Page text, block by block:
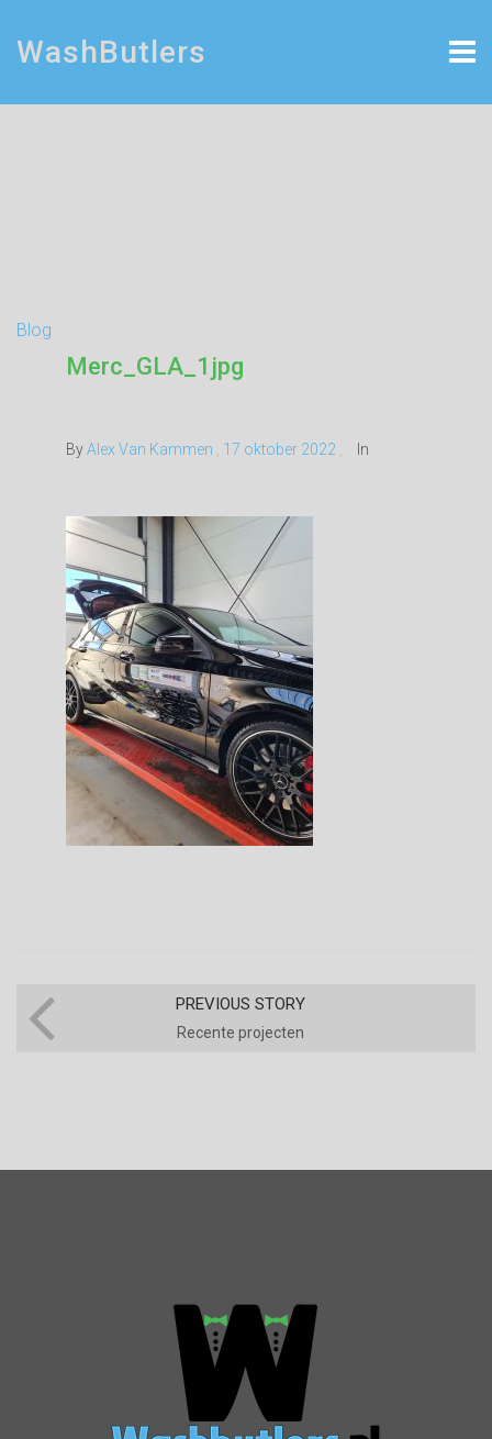
WashButlers
Blog
Merc_GLA_1jpg
ByAlex Van Kammen 17 oktober 2022 In
PREVIOUS STORY
Recente projecten